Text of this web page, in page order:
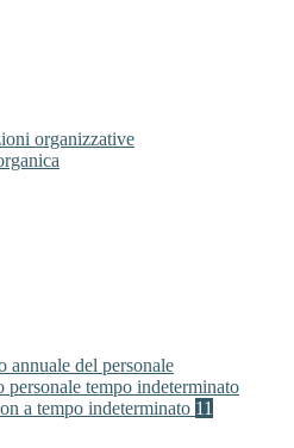
organizzative
annuale del personale
personale tempo indeterminato
a tempo indeterminato 11